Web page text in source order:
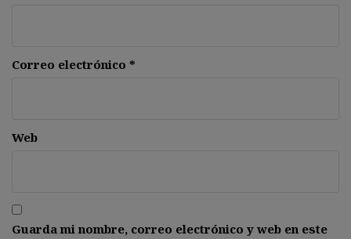
Correo electrónico *
Web
Guarda mi nombre, correo electrónico y web en este